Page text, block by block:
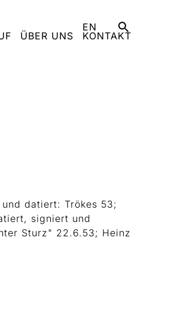
EN
ÜBER UNS KONTAKT
datiert: Trökes 53;
signiert und
Sturz" 22.6.53; Heinz